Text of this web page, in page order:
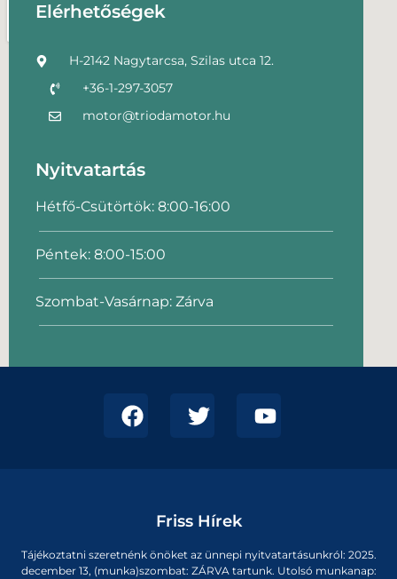
Elérhetőségek
H-2142 Nagytarcsa, Szilas utca 12.
+36-1-297-3057
motor@triodamotor.hu
Nyitvatartás
Hétfő-Csütörtök: 8:00-16:00
Péntek: 8:00-15:00
Szombat-Vasárnap: Zárva
Friss Hírek
Tájékoztatni szeretnénk önöket az ünnepi nyitvatartásunkról: 2025.
december 13, (munka)szombat: ZÁRVA tartunk. Utolsó munkanap: